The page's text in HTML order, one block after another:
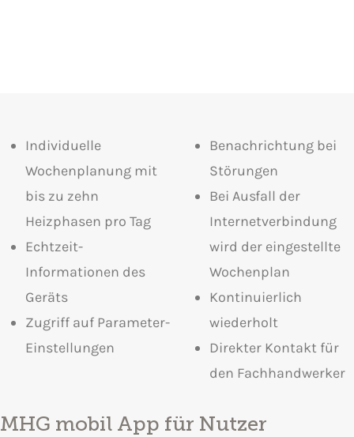
Individuelle
Wochenplanung mit
bis zu zehn
Heizphasen pro Tag
Echtzeit-
Informationen des
Geräts
Zugriff auf Parameter-
Einstellungen
Benachrichtung bei
Störungen
Bei Ausfall der
Internetverbindung
wird der eingestellte
Wochenplan
Kontinuierlich
wiederholt
Direkter Kontakt für
den Fachhandwerker
MHG mobil App für Nutzer